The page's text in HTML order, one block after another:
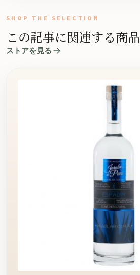
SHOP THE SELECTION
この記事に関連する商品
ストアを見る